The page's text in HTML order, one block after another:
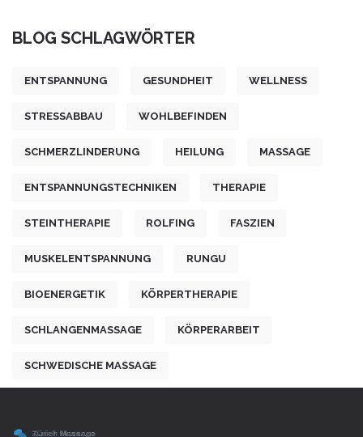
BLOG SCHLAGWÖRTER
ENTSPANNUNG GESUNDHEIT WELLNESS
STRESSABBAU WOHLBEFINDEN
SCHMERZLINDERUNG HEILUNG MASSAGE
ENTSPANNUNGSTECHNIKEN THERAPIE
STEINTHERAPIE ROLFING FASZIEN
MUSKELENTSPANNUNG RUNGU
BIOENERGETIK KÖRPERTHERAPIE
SCHLANGENMASSAGE KÖRPERARBEIT
SCHWEDISCHE MASSAGE